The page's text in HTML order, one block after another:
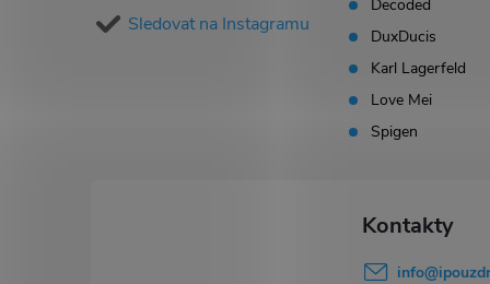
Sledovat na Instagramu
Decoded
DuxDucis
Karl Lagerfeld
Love Mei
Spigen
info@